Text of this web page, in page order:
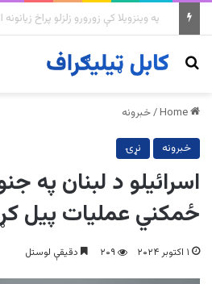
په وینزویلا کې زورورو زلزلو پراخ زیانونه
Search for
/خبرونه
خبرونه نړۍ
اسرائيلو د لبنان په
ځمکني عمليات پيل
۱ اکتوبر ۲۰۲۴ ۲۰۹ دقیقې لوستل